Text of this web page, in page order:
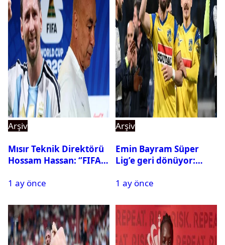
Arşiv
Mısır Teknik Direktörü
Hossam Hassan: ‘’FIFA,
istemiyor’’
1 ay önce
Arşiv
Emin Bayram Süper
Lig’e geri dönüyor:
1 ay önce